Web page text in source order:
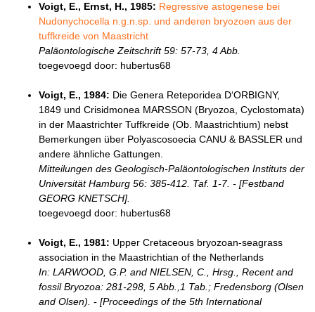
Voigt, E., Ernst, H., 1985: Regressive astogenese bei
Nudonychocella n.g.n.sp. und anderen bryozoen aus der
tuffkreide von Maastricht
Paläontologische Zeitschrift 59: 57-73, 4 Abb.
toegevoegd door: hubertus68
Voigt, E., 1984: Die Genera Reteporidea D‘ORBIGNY,
1849 und Crisidmonea MARSSON (Bryozoa, Cyclostomata)
in der Maastrichter Tuffkreide (Ob. Maastrichtium) nebst
Bemerkungen über Polyascosoecia CANU & BASSLER und
andere ähnliche Gattungen.
Mitteilungen des Geologisch-Paläontologischen Instituts der
Universität Hamburg 56: 385-412. Taf. 1-7. - [Festband
GEORG KNETSCH].
toegevoegd door: hubertus68
Voigt, E., 1981: Upper Cretaceous bryozoan-seagrass
association in the Maastrichtian of the Netherlands
In: LARWOOD, G.P. and NIELSEN, C., Hrsg., Recent and
fossil Bryozoa: 281-298, 5 Abb.,1 Tab.; Fredensborg (Olsen
and Olsen). - [Proceedings of the 5th International